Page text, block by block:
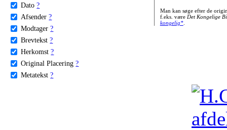
Dato ?
Afsender ?
Modtager ?
Brevtekst ?
Herkomst ?
Original Placering ?
Metatekst ?
Man kan søge efter de
f.eks. være Det Kongelige
kongelig*.